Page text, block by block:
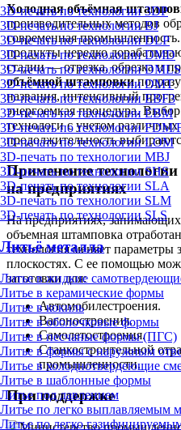
3D-печать по технологии 3DP
3D-печать по технологии BJ
3D-печать по технологии DLP
3D-печать по технологии DMD
3D-печать по технологии DMLS
3D-печать по технологии DMT
3D-печать по технологии EBF3
3D-печать по технологии EBM
3D-печать по технологии FDM/
3D-печать по технологии LOM
3D-печать по технологии MBJ
3D-печать по технологии SHS
3D-печать по технологии SLA
3D-печать по технологии SLM
3D-печать по технологии SLS
Литьё металла
Литье в жидкие
Литье в керамические формы
Литье в кокиль
Литье в оболочковые формы
Литье в песчаные формы (ПГС)
Литье в формы с наружным
Литье в холоднотвердеющие
Литье в шаблонные формы
Литье под давлением
Литье по легко выплавляемым
Литье по легко
Холодная объёмная
производительных методов
современная
продукты нередко
стадии — отрезка, обрезка и
объёмной штамповки
названия, интенсивный
энергоемкая процедура.
технологи с учетом
продолжительность
Применение
на предприятиях
На предприятиях,
объемная штамповка
технология меняет параметры
плоскостях. С ее помощью
заготовки для:
Автомобилестроения.
Вагоностроения.
Самолетостроения.
Станкостроительной
промышленности.
При поддержке